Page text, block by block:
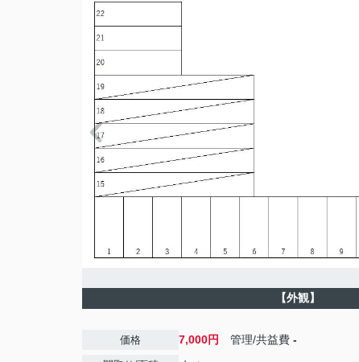
【外観】
価格 7,000円 管理/共益費 -